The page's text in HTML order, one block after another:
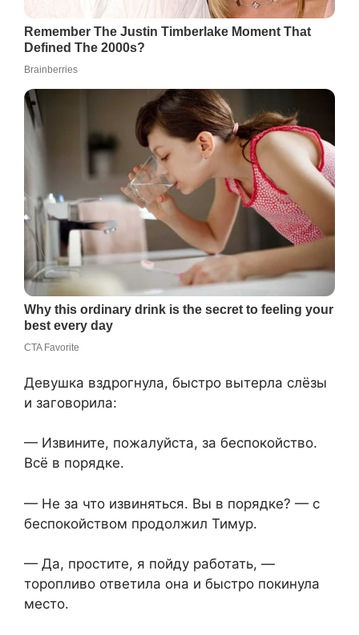
Девушка вздрогнула, быстро вытерла слёзы
и заговорила:
— Извините, пожалуйста, за беспокойство.
Всё в порядке.
— Не за что извиняться. Вы в порядке? — с
беспокойством продолжил Тимур.
— Да, простите, я пойду работать, —
торопливо ответила она и быстро покинула
место.